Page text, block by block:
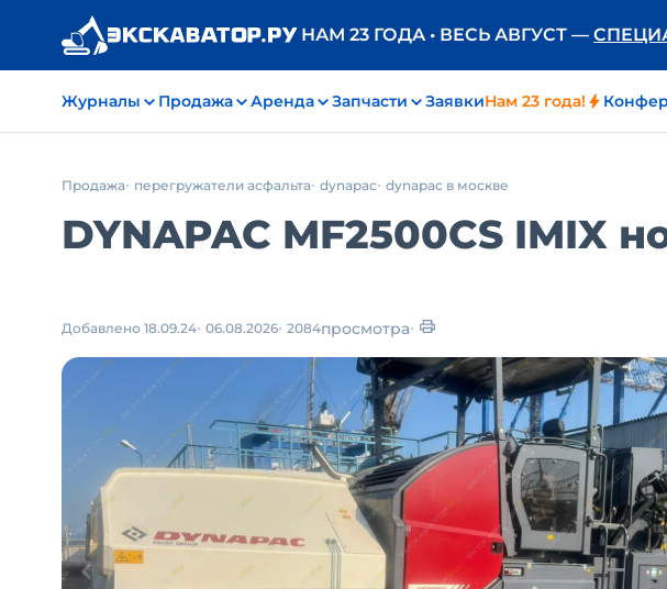
НАМ 23 ГОДА • ВЕСЬ АВГУСТ —
Журналы Продажа Аренда Запчасти ЗаявкиНам 23 года!
Продажа перегружатели асфальта dynapac dynapac в москве
DYNAPAC MF2500CS IMIX
Добавлено 18.09.24 06.08.2026 2084просмотра